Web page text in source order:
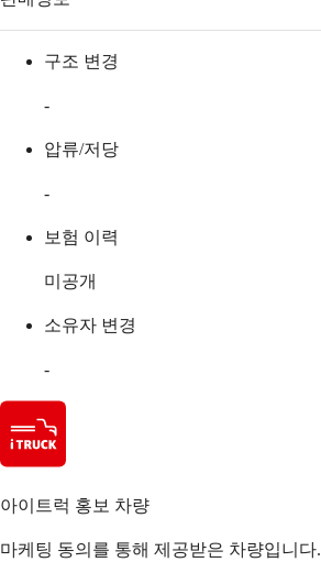
구조 변경
-
압류/저당
-
보험 이력
미공개
소유자 변경
-
아이트럭 홍보 차량
마케팅 동의를 통해 제공받은 차량입니다.